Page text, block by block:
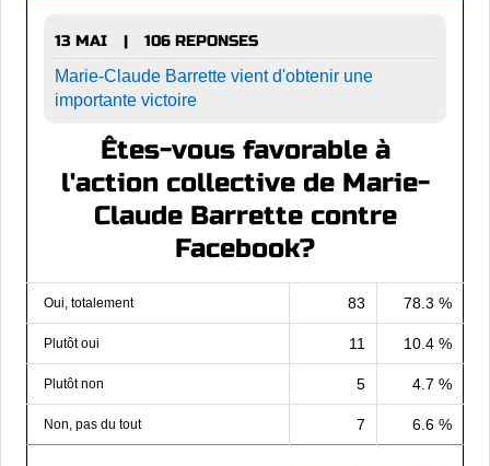
13 MAI |
106 REPONSES
Marie-Claude Barrette vient d'obtenir une
importante victoire
Êtes-vous favorable à
l'action collective de Marie-
Claude Barrette contre
Facebook?
Oui, totalement 83 78.3 %
Plutôt oui 11 10.4 %
Plutôt non 5 4.7 %
Non, pas du tout 7 6.6 %